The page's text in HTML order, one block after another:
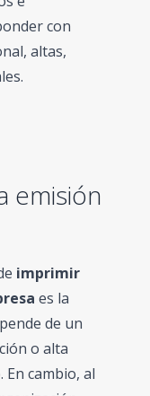
con
altas,
emisión
imprimir
es la
de un
o alta
En cambio, al